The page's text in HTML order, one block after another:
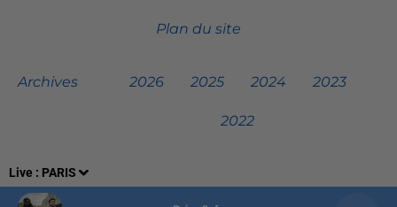
Live : PARIS
Plan du site
Archives 2026 2025 2024 2023
2022